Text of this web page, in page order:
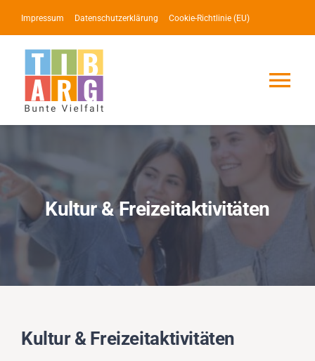
Inhalt
springen
Impressum Datenschutzerklärung Cookie-Richtlinie (EU)
Service
News
Kultur & Freizeitaktivitäten
Kultur & Freizeitaktivitäten